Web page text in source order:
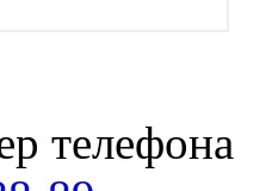
телефона